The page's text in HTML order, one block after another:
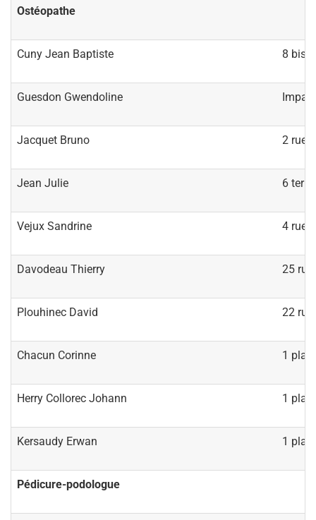
Ostéopathe
Cuny Jean Baptiste 8 bis
Guesdon Gwendoline
Jacquet Bruno 2 rue
Jean Julie 6 ter
Vejux Sandrine 4 rue
Davodeau Thierry 25 rue
Plouhinec David 22 rue
Chacun Corinne 1
Herry Collorec Johann 1
Kersaudy Erwan 1
Pédicure-podologue